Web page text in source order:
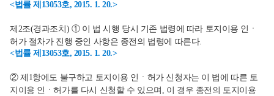
<법률 제13053호, 2015. 1. 20.>
제2조(경과조치) ① 이 법 시행 당시 기존 법령에 따라 토지이용 인ㆍ
허가 절차가 진행 중인 사항은 종전의 법령에 따른다.
<법률 제13053호, 2015. 1. 20.>
② 제1항에도 불구하고 토지이용 인ㆍ허가 신청자는 이 법에 따른 토
지이용 인ㆍ허가를 다시 신청할 수 있으며, 이 경우 종전의 토지이용